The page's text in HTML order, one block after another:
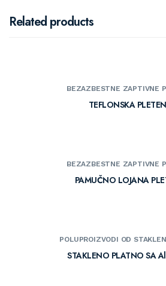
Related products
BEZAZBESTNE ZAPTIVNE
TEFLONSKA
BEZAZBESTNE ZAPTIVNE
PAMUČNO LOJANA
POLUPROIZVODI OD
STAKLENO PLATNO SA